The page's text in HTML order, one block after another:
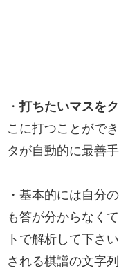
・打ちたいマスを
こに打つことがで
タが自動的に最善
・基本的には自分
も答が分からなく
トで解析して下さい
される棋譜の文字